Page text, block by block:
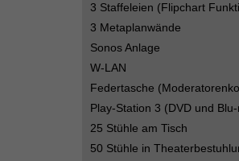
3 Staffeleien (Flipchart
3 Metaplanwände
Sonos Anlage
W-LAN
Federtasche
Play-Station 3 (DVD und
25 Stühle am Tisch
50 Stühle in